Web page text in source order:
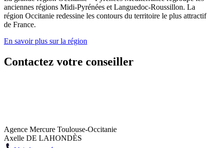
anciennes régions Midi-Pyrénées et Languedoc-Roussillon. La
région Occitanie redessine les contours du territoire le plus attractif
de France.
En savoir plus sur la région
Contactez votre conseiller
Agence Mercure Toulouse-Occitanie
Axelle DE LAHONDÈS